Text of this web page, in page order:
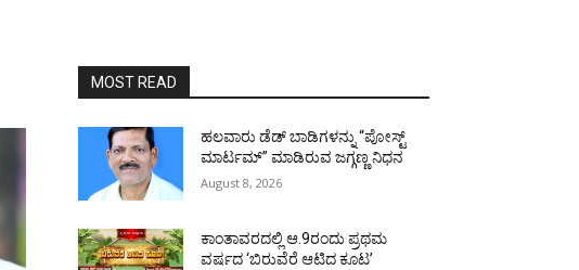
MOST READ
ಹಲವಾರು ಡೆಡ್ ಬಾಡಿಗಳನ್ನು “ಪೋಸ್ಟ್
ಮಾರ್ಟಮ್” ಮಾಡಿರುವ ಜಗ್ಗಣ್ಣ ನಿಧನ
August 8, 2026
ಕಾಂತಾವರದಲ್ಲಿ ಆ.9ರಂದು ಪ್ರಥಮ
ವರ್ಷದ ‘ಬಿರುವೆರೆ ಆಟಿದ ಕೂಟ’